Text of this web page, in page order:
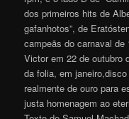
dos primeiros hits de
gafanhotos”, de
campeãs do carnaval
Victor em 22 de outubro
da folia, em
realmente de ouro para
justa homenagem ao